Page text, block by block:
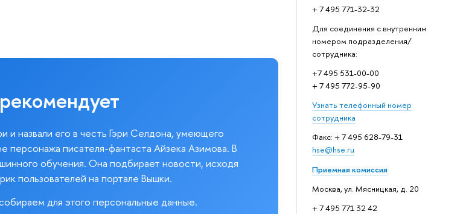
+ 7 495 771-32-32
Для соединения с внутренним
номером подразделения/
сотрудника:
+7 495 531-00-00
+ 7 495 772-95-90
Узнать телефонный номер
сотрудника
Факс: + 7 495 628-79-31
hse@hse.ru
Приемная комиссия
Москва, ул. Мясницкая, д. 20
+ 7 495 771 32 42
и назвали его в честь Гэри Селдона, умеющего
персонажа писателя-фантаста Айзека Азимова. В
обучения. Она подбирает новости, исходя
пользователей на портале Вышки.
для этого персональные данные.